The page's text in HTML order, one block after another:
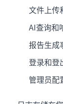
文件上传
AI查询和
报告生成
登录和登
管理员配